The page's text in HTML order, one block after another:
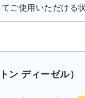
ご使用いただける
ン ディーゼル）